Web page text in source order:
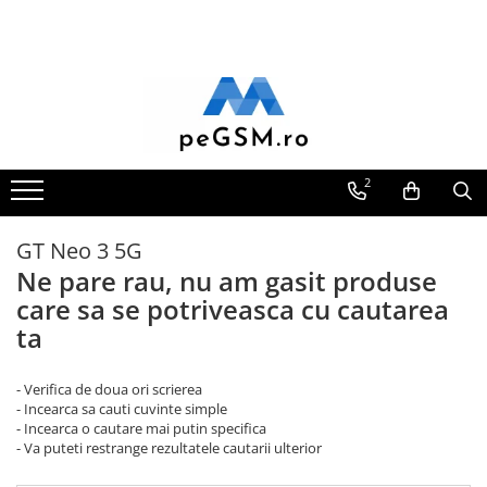
SAMSUNG COMPATIBILE
SAMSUNG SERVICE PACK
Galaxy J COMPATIBIL
Galaxy J SERVICE PACK
Galaxy M
GALAXY M SERVICE PACK
Galaxy N
Galaxy N COMPATIBILE
2
GT Neo 3 5G
Ne pare rau, nu am gasit produse
care sa se potriveasca cu cautarea
ta
- Verifica de doua ori scrierea
- Incearca sa cauti cuvinte simple
- Incearca o cautare mai putin specifica
- Va puteti restrange rezultatele cautarii ulterior